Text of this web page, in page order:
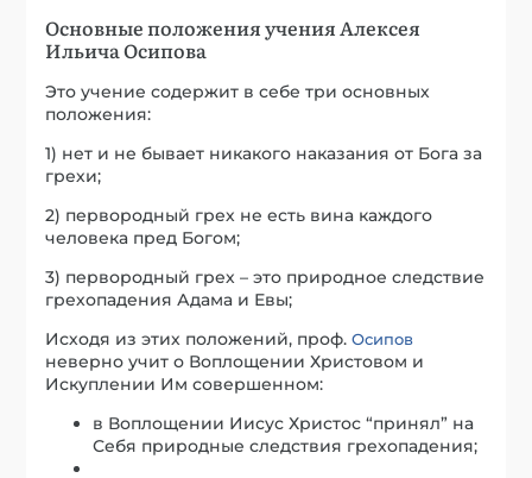
Основные положения учения Алексея
Ильича Осипова
Это учение содержит в себе три основных
положения:
1) нет и не бывает никакого наказания от Бога за
грехи;
2) первородный грех не есть вина каждого
человека пред Богом;
3) первородный грех – это природное следствие
грехопадения Адама и Евы;
Исходя из этих положений, проф.Осипов
неверно учит о Воплощении Христовом и
Искуплении Им совершенном:
в Воплощении Иисус Христос “принял” на
Себя природные следствия грехопадения;